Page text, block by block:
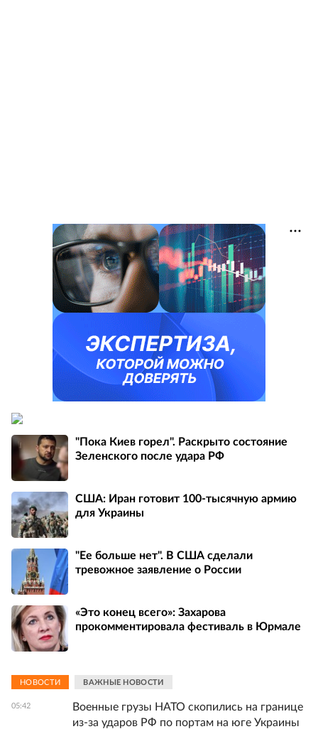
"Пока Киев горел". Раскрыто состояние
Зеленского после удара РФ
США: Иран готовит 100-тысячную армию
для Украины
"Ее больше нет". В США сделали
тревожное заявление о России
«Это конец всего»: Захарова
прокомментировала фестиваль в Юрмале
НОВОСТИ ВАЖНЫЕ НОВОСТИ
05:42
Военные грузы НАТО скопились на границе
из-за ударов РФ по портам на юге Украины